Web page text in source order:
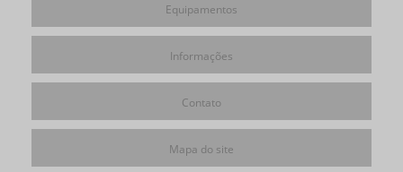
Equipamentos
Informações
Contato
Mapa do site